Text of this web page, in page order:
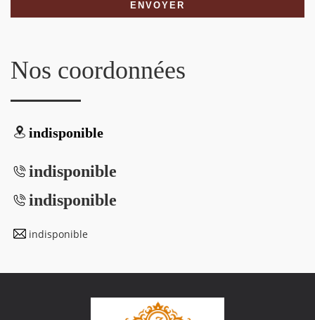
Nos coordonnées
indisponible
indisponible
indisponible
indisponible